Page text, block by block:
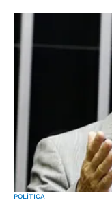
POLÍTICA